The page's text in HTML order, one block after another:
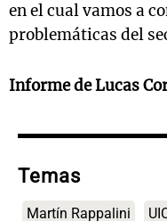
en el cual vamos a
problemáticas del
Informe de Lucas
Temas
Martín Rappalini